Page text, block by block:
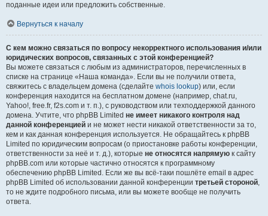
поданные идеи или предложить собственные.
Вернуться к началу
С кем можно связаться по вопросу некорректного использования и/или
юридических вопросов, связанных с этой конференцией?
Вы можете связаться с любым из администраторов, перечисленных в
списке на странице «Наша команда». Если вы не получили ответа,
свяжитесь с владельцем домена (сделайте whois lookup) или, если
конференция находится на бесплатном домене (например, chat.ru,
Yahoo!, free.fr, f2s.com и т. п.), с руководством или техподдержкой данного
домена. Учтите, что phpBB Limited не имеет никакого контроля над
данной конференцией и не может нести никакой ответственности за то,
кем и как данная конференция используется. Не обращайтесь к phpBB
Limited по юридическим вопросам (о приостановке работы конференции,
ответственности за неё и т. д.), которые не относятся напрямую к сайту
phpBB.com или которые частично относятся к программному
обеспечению phpBB Limited. Если же вы всё-таки пошлёте email в адрес
phpBB Limited об использовании данной конференции третьей стороной,
то не ждите подробного письма, или вы можете вообще не получить
ответа.